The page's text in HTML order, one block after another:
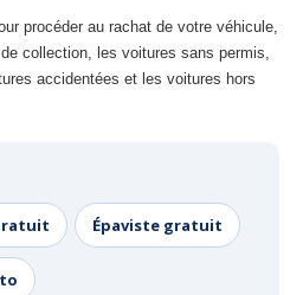
procéder au rachat de votre véhicule,
collection, les voitures sans permis,
accidentées et les voitures hors
Épaviste gratuit